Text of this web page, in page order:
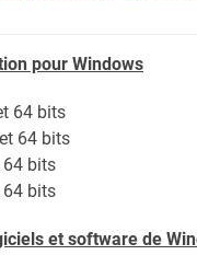
pour Windows
64 bits
64 bits
64 bits
64 bits
et software de